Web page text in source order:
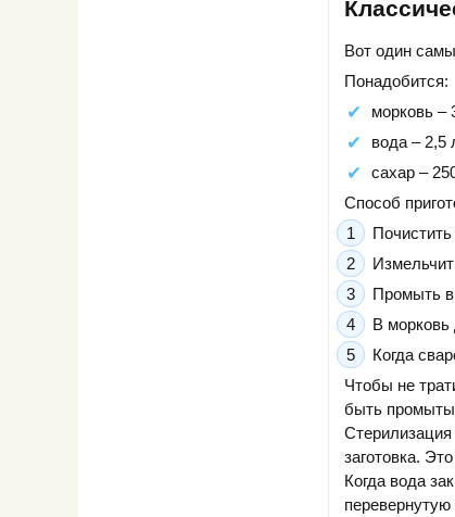
Вот один
Понадобится:
морковь –
вода – 2,5
сахар –
Способ
Промыть в
В морковь
Когда
Чтобы не
быть промыты
Стерилизация
заготовка.
Когда вода
перевернутую